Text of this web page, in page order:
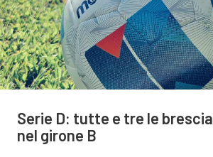
Serie D: tutte e tre le
nel girone B